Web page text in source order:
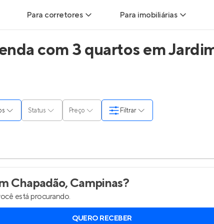
de Clientes
Para corretores
Leads para Corretores
Parcerias imobiliárias
Anunciar imóveis
Entrar no Painel de Clientes
Para imobiliárias
Leads para Imobiliárias
Anunciar imóveis
com 3 quartos em
Status Preço Filtrar
Chapadão, Campinas?
está procurando.
QUERO RECEBER